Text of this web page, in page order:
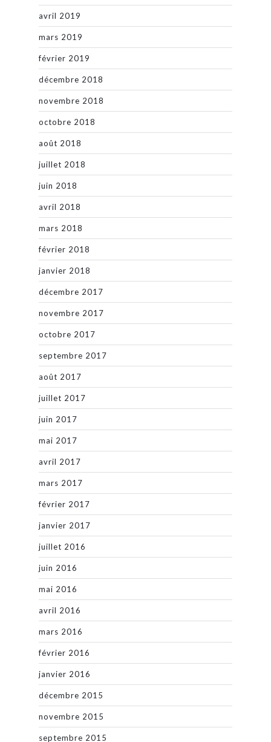
avril 2019
mars 2019
février 2019
décembre 2018
novembre 2018
octobre 2018
août 2018
juillet 2018
juin 2018
avril 2018
mars 2018
février 2018
janvier 2018
décembre 2017
novembre 2017
octobre 2017
septembre 2017
août 2017
juillet 2017
juin 2017
mai 2017
avril 2017
mars 2017
février 2017
janvier 2017
juillet 2016
juin 2016
mai 2016
avril 2016
mars 2016
février 2016
janvier 2016
décembre 2015
novembre 2015
septembre 2015